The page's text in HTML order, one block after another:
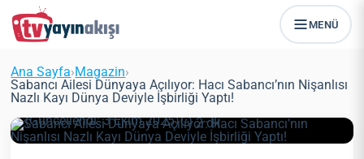
MENÜ
Ana Sayfa›Magazin›
Sabancı Ailesi Dünyaya Açılıyor: Hacı Sabancı’nın Nişanlısı
Nazlı Kayı Dünya Deviyle İşbirliği Yaptı!
Sabancı Ailesi Dünyaya Açılıyor:
Kayı Dünya Deviyle İşbirliği Yaptı!
Zeynep Öztürk Magazin
13 Haziran 2021
(Güncellendi: 3 Ekim 2025)
2 dk